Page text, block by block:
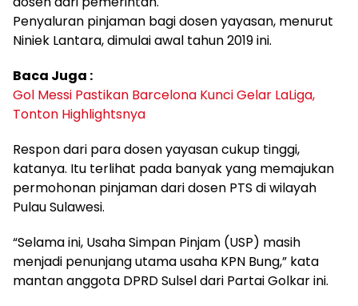
Penyaluran pinjaman bagi dosen yayasan, menurut
Niniek Lantara, dimulai awal tahun 2019 ini.
Baca Juga :
Gol Messi Pastikan Barcelona Kunci Gelar LaLiga,
Tonton Highlightsnya
Respon dari para dosen yayasan cukup tinggi,
katanya. Itu terlihat pada banyak yang memajukan
permohonan pinjaman dari dosen PTS di wilayah
Pulau Sulawesi.
“Selama ini, Usaha Simpan Pinjam (USP) masih
menjadi penunjang utama usaha KPN Bung,” kata
mantan anggota DPRD Sulsel dari Partai Golkar ini.